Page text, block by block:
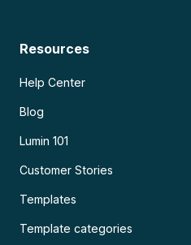
Resources
Help Center
Blog
Lumin 101
Customer Stories
Templates
Template categories